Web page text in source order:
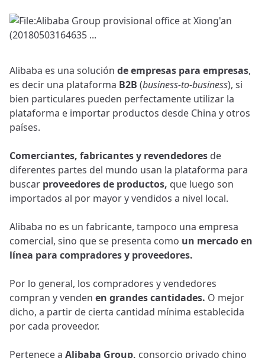
Alibaba es una solución de empresas para empresas,
es decir una plataforma B2B (business-to-business), si
bien particulares pueden perfectamente utilizar la
plataforma e importar productos desde China y otros
países.
Comerciantes, fabricantes y revendedores de
diferentes partes del mundo usan la plataforma para
buscar proveedores de productos, que luego son
importados al por mayor y vendidos a nivel local.
Alibaba no es un fabricante, tampoco una empresa
comercial, sino que se presenta como un mercado en
línea para compradores y proveedores.
Por lo general, los compradores y vendedores
compran y venden en grandes cantidades. O mejor
dicho, a partir de cierta cantidad mínima establecida
por cada proveedor.
Pertenece a Alibaba Group, consorcio privado chino